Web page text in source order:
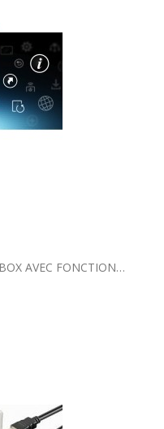
AVEC FONCTION…
MYTVONLINE2
LES LIMITATIONS
PRIS EN CHARGE SUR
DUR | CARTE SD